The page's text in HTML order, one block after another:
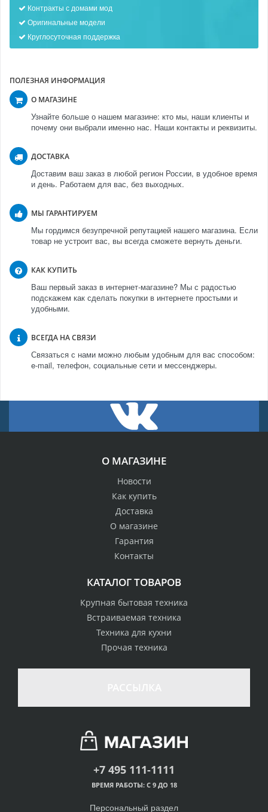
Контракты с домами мод
Оригинальные модели
Круглосуточная поддержка
ПОЛЕЗНАЯ ИНФОРМАЦИЯ
О МАГАЗИНЕ
Узнайте больше о нашем магазине: кто мы, наши клиенты и
почему они выбрали именно нас. Наши контакты и реквизиты.
ДОСТАВКА
Доставим ваш заказ в любой регион России, в удобное время
и день. Работаем для вас, без выходных.
МЫ ГАРАНТИРУЕМ
Мы гордимся безупречной репутацией нашего магазина. Если
товар не устроит вас, вы всегда сможете вернуть деньги.
КАК КУПИТЬ
Ваш первый заказ в интернет-магазине? Мы с радостью
подскажем как сделать покупки в интернете простыми и
удобными.
ВСЕГДА НА СВЯЗИ
Связаться с нами можно любым удобным для вас способом:
e-mail, телефон, социальные сети и мессенджеры.
О МАГАЗИНЕ
Новости
Как купить
Доставка
О магазине
Гарантия
Контакты
КАТАЛОГ ТОВАРОВ
Крупная бытовая техника
Встраиваемая техника
Техника для кухни
Прочая техника
+7 495 111-1111
ВРЕМЯ РАБОТЫ: С 9 ДО 18
Персональный раздел